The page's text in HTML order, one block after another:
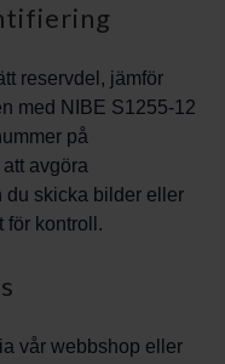
reservdel, jämför
med NIBE S1255-12
på
avgöra
du skicka bilder eller
för kontroll.
vår webbshop eller